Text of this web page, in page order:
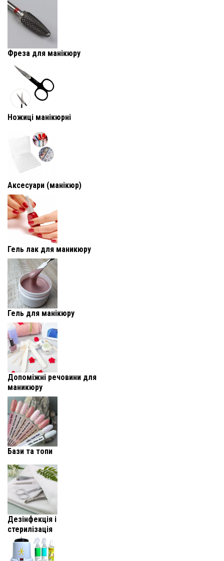
Фреза для манікюру
Ножиці манікюрні
Аксесуари (манікюр)
Гель лак для маникюру
Гель для манікюру
Допоміжні речовини для
маникюру
Бази та топи
Дезінфекція і
стерилізація